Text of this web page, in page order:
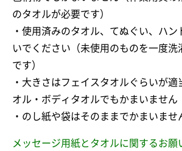
のタオルが必要です）
・使用済みのタオル、てぬぐい、ハン
いでください（未使用のものを一度洗
です）
・大きさはフェイスタオルぐらいが適
オル・ボディタオルでもかまいません
・のし紙や袋はそのままでかまいませ
メッセージ用紙とタオルに関するお願